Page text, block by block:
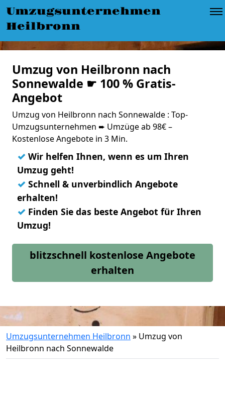
Umzugsunternehmen
Heilbronn
Umzug von Heilbronn nach
Sonnewalde ☛ 100 % Gratis-
Angebot
Umzug von Heilbronn nach Sonnewalde : Top-
Umzugsunternehmen ➨ Umzüge ab 98€ –
Kostenlose Angebote in 3 Min.
✓ Wir helfen Ihnen, wenn es um Ihren
Umzug geht!
✓ Schnell & unverbindlich Angebote
erhalten!
✓ Finden Sie das beste Angebot für Ihren
Umzug!
blitzschnell kostenlose Angebote
erhalten
Umzugsunternehmen Heilbronn » Umzug von
Heilbronn nach Sonnewalde